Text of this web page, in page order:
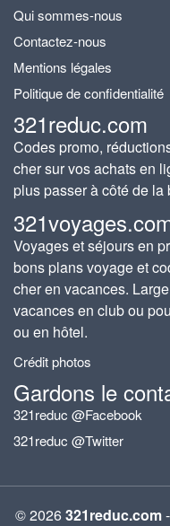
Qui sommes-nous
Contactez-nous
Mentions légales
Politique de confidentialité
321reduc.com
Codes promo,
cher sur vos achats en
plus passer à côté de la
Voyages et séjours en
bons plans voyage et
cher en vacances.
vacances en club ou
ou en hôtel.
Crédit photos
Gardons le
321reduc @Facebook
321reduc @Twitter
© 2026321reduc.com